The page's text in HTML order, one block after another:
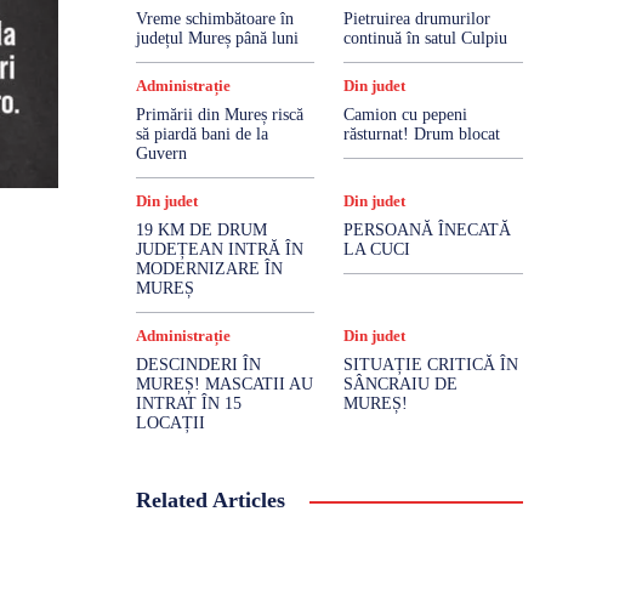
Vreme schimbătoare în
județul Mureș până luni
Pietruirea drumurilor
continuă în satul Culpiu
Administrație
Primării din Mureș riscă
să piardă bani de la
Guvern
Din judet
Camion cu pepeni
răsturnat! Drum blocat
Din judet
19 KM DE DRUM
JUDEȚEAN INTRĂ ÎN
MODERNIZARE ÎN
MUREȘ
Din judet
PERSOANĂ ÎNECATĂ
LA CUCI
Administrație
DESCINDERI ÎN
MUREȘ! MASCATII AU
INTRAT ÎN 15
LOCAȚII
Din judet
SITUAȚIE CRITICĂ ÎN
SÂNCRAIU DE
MUREȘ!
Related Articles